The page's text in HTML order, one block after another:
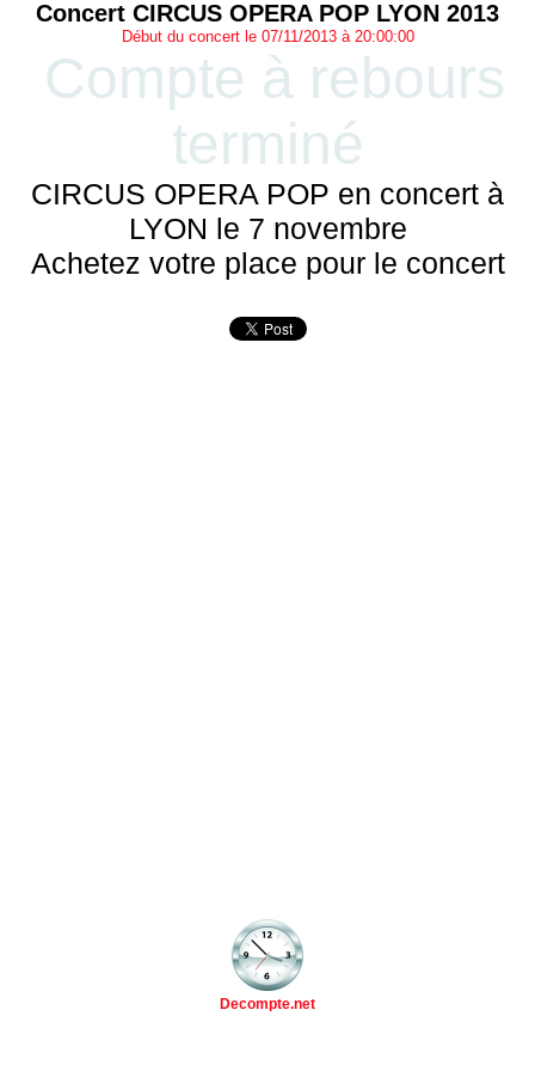
Concert CIRCUS OPERA POP LYON 2013
Début du concert le 07/11/2013 à 20:00:00
Compte à rebours
terminé
CIRCUS OPERA POP en concert à
LYON le 7 novembre
Achetez votre place pour le concert
Decompte.net